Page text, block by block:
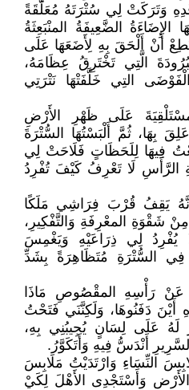
وَتَرَكَتْ لِي سُتْرَتَهُ مُعَلَّقَةً
الضَّعِيفَةُ المنْبَعِثَةُ
أَنْ أَلْحَقَ بِهِ لِأَضَعَهَا عَلَى
الَّتِي تَخْتَرِقُ عِظَامَهُ،
التِي خَلَّفَتْهَا نَتْرَتِي
عَلَى ظَهْرِ الأَرْضِ
بِهَا، ثُمَّ أَلْبَسْتُهَا السُّتْرَةَ
فِيهَا لِلَحَظَاتٍ فَلَاحَتْ لِي
الرَّأَسِ لَا تَعْرِفُ كَيْفَ تُفْرِدُ
يَقِفُ قُرْبَ فِرَاشِي مَلَكًا
شَقْوَةِ المعْرِفَةِ وَالتَّفْكِيرِ،
يُفْرِدُ لِي ذِرَاعَيْهِ وَيَغْمِسَ
السُّتْرَةِ مُتَظَاهِرَةً بِشَدِّ
رَأْسِهِ المقْصُوصِ مَاذَا
أَيْنَ دَفَنُوهَا، وَلَكِنَّنَي فَتَحْتُ
لَهُ عَلَى لِسَانٍ يُجِيبُنِي بِهِ،
أَنْدَسُّ فِيهِ وَأَتَكَوَّرُ.
النِّسَاءِ وَارْتَدَيْتُ مَلَابِسَ
وَأَسْتَجْدِى الأَهْلَ لِكَيْ